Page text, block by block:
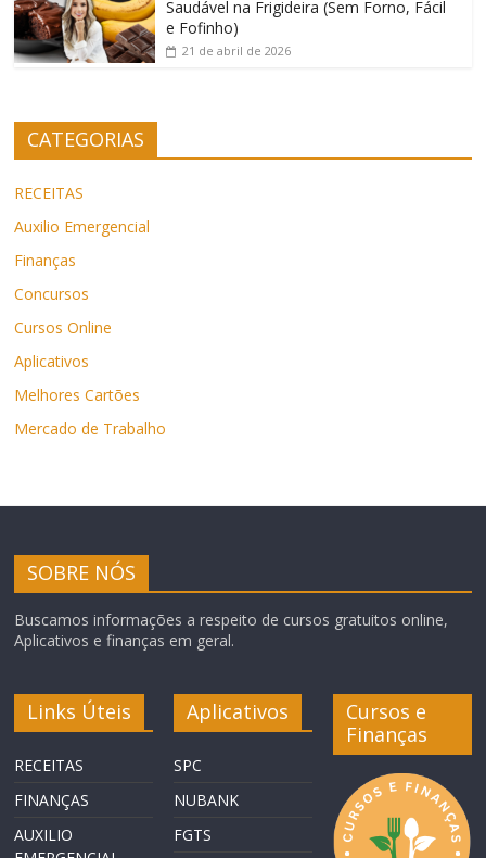
Saudável na Frigideira (Sem Forno, Fácil
e Fofinho)
21 de abril de 2026
CATEGORIAS
RECEITAS
Auxilio Emergencial
Finanças
Concursos
Cursos Online
Aplicativos
Melhores Cartões
Mercado de Trabalho
SOBRE NÓS
Buscamos informações a respeito de cursos gratuitos online,
Aplicativos e finanças em geral.
Links Úteis
RECEITAS
FINANÇAS
AUXILIO
Aplicativos
SPC
NUBANK
FGTS
Cursos e
Finanças